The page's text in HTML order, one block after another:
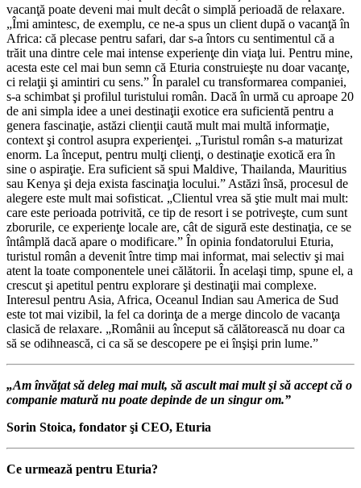
vacanţă poate deveni mai mult decât o simplă perioadă de relaxare.
„Îmi amintesc, de exemplu, ce ne-a spus un client după o vacanţă în
Africa: că plecase pentru safari, dar s-a întors cu sentimentul că a
trăit una dintre cele mai intense experienţe din viaţa lui. Pentru mine,
acesta este cel mai bun semn că Eturia construieşte nu doar vacanţe,
ci relaţii şi amintiri cu sens.” În paralel cu transformarea companiei,
s-a schimbat şi profilul turistului român. Dacă în urmă cu aproape 20
de ani simpla idee a unei destinaţii exotice era suficientă pentru a
genera fascinaţie, astăzi clienţii caută mult mai multă informaţie,
context şi control asupra experienţei. „Turistul român s-a maturizat
enorm. La început, pentru mulţi clienţi, o destinaţie exotică era în
sine o aspiraţie. Era suficient să spui Maldive, Thailanda, Mauritius
sau Kenya şi deja exista fascinaţia locului.” Astăzi însă, procesul de
alegere este mult mai sofisticat. „Clientul vrea să ştie mult mai mult:
care este perioada potrivită, ce tip de resort i se potriveşte, cum sunt
zborurile, ce experienţe locale are, cât de sigură este destinaţia, ce se
întâmplă dacă apare o modificare.” În opinia fondatorului Eturia,
turistul român a devenit între timp mai informat, mai selectiv şi mai
atent la toate componentele unei călătorii. În acelaşi timp, spune el, a
crescut şi apetitul pentru explorare şi destinaţii mai complexe.
Interesul pentru Asia, Africa, Oceanul Indian sau America de Sud
este tot mai vizibil, la fel ca dorinţa de a merge dincolo de vacanţa
clasică de relaxare. „Românii au început să călătorească nu doar ca
să se odihnească, ci ca să se descopere pe ei înşişi prin lume.”
„Am învăţat să deleg mai mult, să ascult mai mult şi să accept că o
companie matură nu poate depinde de un singur om.”
Sorin Stoica, fondator şi CEO, Eturia
Ce urmează pentru Eturia?